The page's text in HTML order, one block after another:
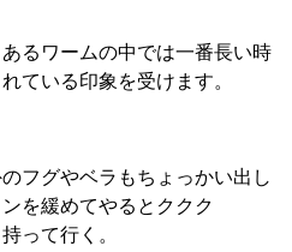
るワームの中では一番長い時
ている印象を受けます。
フグやベラもちょっかい出し
を緩めてやるとククク
って行く。